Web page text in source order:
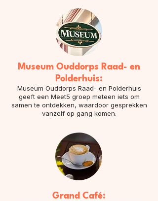
Museum Ouddorps Raad- en
Polderhuis:
Museum Ouddorps Raad- en Polderhuis
geeft een Meet5 groep meteen iets om
samen te ontdekken, waardoor gesprekken
vanzelf op gang komen.
Grand Café: